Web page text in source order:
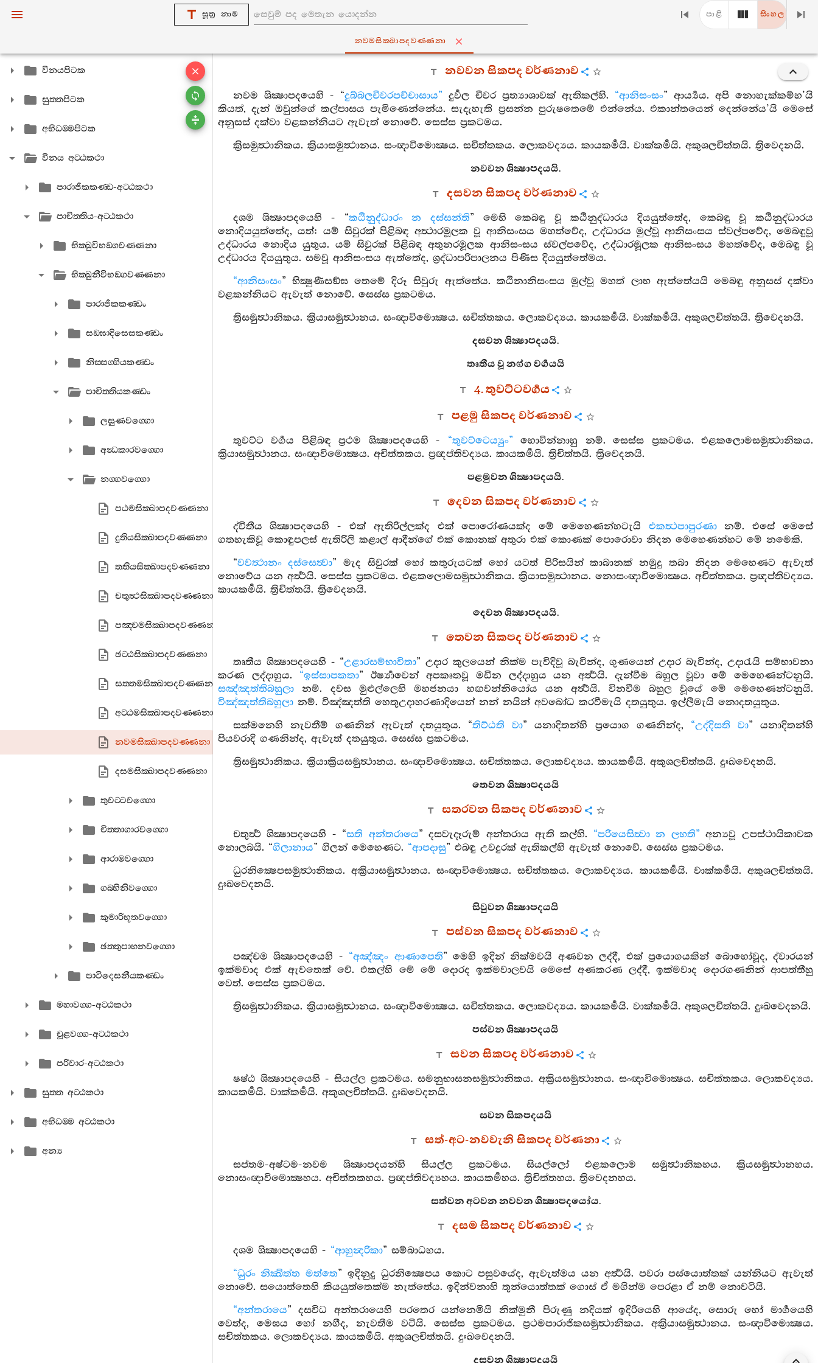
සූත්‍ර නාම පාළි සිංහල
නවමසික‍්ඛාපදවණ‍්ණනා
විනයපිටක
සුත‍්තපිටක
අභිධම‍්මපිටක
විනය අට‍්ඨකථා
පාරාජිකකණ‍්ඩ-අට‍්ඨකථා
පාචිත‍්තිය-අට‍්ඨකථා
භික‍්ඛුවිභඞ‍්ගවණ‍්ණනා
භික‍්ඛුනීවිභඞ‍්ගවණ‍්ණනා
පාරාජිකකණ‍්ඩං
සඞ‍්ඝාදිසෙසකණ‍්ඩං
නිස‍්සග‍්ගියකණ‍්ඩං
පාචිත‍්තියකණ‍්ඩං
ලසුණවග‍්ගො
අන්‍ධකාරවග‍්ගො
නග‍්ගවග‍්ගො
පඨමසික‍්ඛාපදවණ‍්ණනා
දුතියසික‍්ඛාපදවණ‍්ණනා
තතියසික‍්ඛාපදවණ‍්ණනා
චතුත්‍ථසික‍්ඛාපදවණ‍්ණනා
පඤ‍්චමසික‍්ඛාපදවණ‍්ණනා
ඡට‍්ඨසික‍්ඛාපදවණ‍්ණනා
සත‍්තමසික‍්ඛාපදවණ‍්ණනා
අට‍්ඨමසික‍්ඛාපදවණ‍්ණනා
නවමසික‍්ඛාපදවණ‍්ණනා
දසමසික‍්ඛාපදවණ‍්ණනා
තුවට‍්ටවග‍්ගො
චිත‍්තාගාරවග‍්ගො
ආරාමවග‍්ගො
ගබ‍්භිනිවග‍්ගො
කුමාරිභූතවග‍්ගො
ඡත‍්තුපාහනවග‍්ගො
පාටිදෙසනීයකණ‍්ඩං
මහාවග‍්ග-අට‍්ඨකථා
චූළවග‍්ග-අට‍්ඨකථා
පරිවාර-අට‍්ඨකථා
සුත‍්ත අට‍්ඨකථා
අභිධම‍්ම අට‍්ඨකථා
අන්‍ය
නවවන සිකපද වර්ණනාව
නවම ශික්‍ෂාපදයෙහි - “දුබ්බලචීවරපච්චාසාය” දුර්‍වල චීවර ප්‍රත්‍යාශාවක් ඇතිකල්හි. “ආනිසංසං” ආර්‍ය්‍යය. අපි නොහැක්කම්හ’යි
කියත්, දැන් ඔවුන්ගේ කල්පාසය පැමිණෙන්නේය. සැදැහැති ප්‍රසන්න පුරුෂතෙමේ එන්නේය. එකාන්තයෙන් දෙන්නේය’යි මෙසේ
අනුසස් දක්වා වළකන්නියට ඇවැත් නොවේ. සෙස්ස ප්‍රකටමය.
ක්‍රිසමුත්‍ථානිකය. ක්‍රියාසමුත්‍ථානය. සංඥාවිමොක්‍ෂය. සචිත්තකය. ලොකවද්‍යය. කායකර්‍මයි. වාක්කර්‍මයි. අකුශලචිත්තයි. ත්‍රිවෙදනයි.
නවවන ශික්‍ෂාපදයයි.
දසවන සිකපද වර්ණනාව
දශම ශික්‍ෂාපදයෙහි - “කඨිනුද්ධාරං න දස්සන්ති” මෙහි කෙබඳු වූ කඨිනුද්ධාරය දියයුත්තේද, කෙබඳු වූ කඨිනුද්ධාරය
නොදියයුත්තේද, යත්: යම් සිවුරක් පිළිබඳ අත්‍ථාරමූලක වූ ආනිසංසය මහත්වේද, උද්ධාරය මුල්වූ ආනිසංසය ස්වල්පවේද, මෙබඳුවූ
උද්ධාරය නොදිය යුතුය. යම් සිවුරක් පිළිබඳ අතුනරමූලක ආනිසංසය ස්වල්පවේද, උද්ධාරමූලක ආනිසංසය මහත්වේද, මෙබඳු වූ
උද්ධාරය දියයුතුය. සමවූ ආනිසංසය ඇත්තේද, ශ්‍රද්ධාපරිපාලනය පිණිස දියයුත්තේමය.
“ආනිසංසං” භික්‍ෂුණීසඞ්ඝ තෙමේ දිරූ සිවුරු ඇත්තේය. කඨිනානිසංසය මුල්වූ මහත් ලාභ ඇත්තේයයි මෙබඳු අනුසස් දක්වා
වළකන්නියට ඇවැත් නොවේ. සෙස්ස ප්‍රකටමය.
ත්‍රිසමුත්‍ථානිකය. ක්‍රියාසමුත්‍ථානය. සංඥාවිමොක්‍ෂය. සචිත්තකය. ලොකවද්‍යය. කායකර්‍මයි. වාක්කර්‍මයි. අකුශලචිත්තයි. ත්‍රිවෙදනයි.
දසවන ශික්‍ෂාපදයයි.
තෘතීය වූ නග්ග වර්‍ගයයි
4. තුවට්ටවර්‍ගය
පළමු සිකපද වර්ණනාව
තුවට්ට වර්‍ගය පිළිබඳ ප්‍රථම ශික්‍ෂාපදයෙහි - “තුවට්ටෙය්‍යුං” හොවින්නාහු නම්. සෙස්ස ප්‍රකටමය. එළකලොමසමුත්‍ථානිකය.
ක්‍රියාසමුත්‍ථානය. සංඥාවිමොක්‍ෂය. අචිත්තකය. ප්‍රඥප්තිවද්‍යය. කායකර්‍මයි. ත්‍රිචිත්තයි. ත්‍රිවෙදනයි.
පළමුවන ශික්‍ෂාපදයයි.
දෙවන සිකපද වර්ණනාව
ද්විතීය ශික්‍ෂාපදයෙහි - එක් ඇතිරිල්ලක්ද එක් පොරෝණයක්ද මේ මෙහෙණන්හටැයි එකත්‍ථපාපුරණානම්. එසේ මෙසේ
ගතහැකිවූ කොඳුපලස් ඇතිරිලි කළාල් ආදීන්ගේ එක් කොනක් අතුරා එක් කොණක් පොරොවා නිදන මෙහෙණන්හට මේ නමෙකි.
“වවත්‍ථානං දස්සෙත්‍වා” මැද සිවුරක් හෝ කතුරුයටක් හෝ යටත් පිරිසයින් කාබානක් නමුදු තබා නිදන මෙහෙණට ඇවැත්
නොවේය යන අර්‍ත්‍ථයි. සෙස්ස ප්‍රකටමය. එළකලොමසමුත්‍ථානිකය. ක්‍රියාසමුත්‍ථානය. නොසංඥාවිමොක්‍ෂය. අචිත්තකය. ප්‍රඥප්තිවද්‍යය.
කායකර්‍මයි. ත්‍රිචිත්තයි. ත්‍රිවෙදනයි.
දෙවන ශික්‍ෂාපදයයි.
තෙවන සිකපද වර්ණනාව
තෘතීය ශික්‍ෂාපදයෙහි - “උළාරසම්භාවිතා” උදාර කුලයෙන් නික්ම පැවිදිවූ බැවින්ද, ගුණයෙන් උදාර බැවින්ද, උදාරැයි සම්භාවනා
කරණ ලද්දාහුය. “ඉස්සාපකතා” ඊර්‍ෂ්‍යාවෙන් අපකෘතවූ මඩින ලද්දාහුය යන අර්‍ත්‍ථයි. දැන්වීම බහුල වූවා මේ මෙහෙණන්ටනුයි.
සඤ්ඤත්තිබහුලා නම්. දවස මුළුල්ලෙහි මහජනයා හඟවන්නියෝය යන අර්‍ත්‍ථයි. විනවීම බහුල වූයේ මේ මෙහෙණන්ටනුයි.
විඤ්ඤත්තිබහුලා නම්. විඤ්ඤත්ති හෙතුඋදාහරණාදියෙන් නන් නයින් අවබෝධ කරවීමැයි දතයුතුය. ඉල්ලීමැයි නොදතයුතුය.
සක්මනෙහි නැවතීම් ගණනින් ඇවැත් දතයුතුය. “තිට්ඨති වා” යනාදිතන්හි ප්‍රයොග ගණනින්ද, “උද්දිසති වා” යනාදිතන්හි
පියවරාදි ගණනින්ද, ඇවැත් දතයුතුය. සෙස්ස ප්‍රකටමය.
ත්‍රිසමුත්‍ථානිකය. ක්‍රියාක්‍රියසමුත්‍ථානය. සංඥාවිමොක්‍ෂය. සචිත්තකය. ලොකවද්‍යය. කායකර්‍මයි. අකුශලචිත්තයි. දුඃඛවෙදනයි.
තෙවන ශික්‍ෂාපදයයි
සතරවන සිකපද වර්ණනාව
චතුර්‍ත්‍ථ ශික්‍ෂාපදයෙහි - “සති අන්තරායෙ” දසවැදෑරුම් අන්තරාය ඇති කල්හි. “පරියෙසිත්‍වා න ලභති” අන්‍යවූ උපස්ථායිකාවක
නොලබයි. “ගිලානාය” ගිලන් මෙහෙණට. “ආපදාසු” එබඳු උවදුරක් ඇතිකල්හි ඇවැත් නොවේ. සෙස්ස ප්‍රකටමය.
ධුරනික්‍ෂෙපසමුත්‍ථානිකය. අක්‍රියාසමුත්‍ථානය. සංඥාවිමොක්‍ෂය. සචිත්තකය. ලොකවද්‍යය. කායකර්‍මයි. වාක්කර්‍මයි. අකුශලචිත්තයි.
දුඃඛවෙදනයි.
සිවුවන ශික්‍ෂාපදයයි
පස්වන සිකපද වර්ණනාව
පඤ්චම ශික්‍ෂාපදයෙහි - “අඤ්ඤං ආණාපෙති” මෙහි ඉදින් නික්මවයි අණවන ලද්දී, එක් ප්‍රයොගයකින් බොහෝවූද, ද්වාරයන්
ඉක්මවාද එක් ඇවතෙක් වේ. එකල්හි මේ මේ දොරද ඉක්මවාලවයි මෙසේ අණකරණ ලද්දී, ඉක්මවාද දොරගණනින් ආපත්තීහු
වෙත්. සෙස්ස ප්‍රකටමය.
ත්‍රිසමුත්‍ථානිකය. ක්‍රියාසමුත්‍ථානය. සංඥාවිමොක්‍ෂය. සචිත්තකය. ලොකවද්‍යය. කායකර්‍මයි. වාක්කර්‍මයි. අකුශලචිත්තයි. දුඃඛවෙදනයි.
පස්වන ශික්‍ෂාපදයයි
සවන සිකපද වර්ණනාව
ෂෂ්ඨ ශික්‍ෂාපදයෙහි - සියල්ල ප්‍රකටමය. සමනුභාසනසමුත්‍ථානිකය. අක්‍රියසමුත්‍ථානය. සංඥාවිමොක්‍ෂය. සචිත්තකය. ලොකවද්‍යය.
කායකර්‍මයි. වාක්කර්‍මයි. අකුශලචිත්තයි. දුඃඛවෙදනයි.
සවන සිකපදයයි
සත්-අට-නවවැනි සිකපද වර්ණනා
සප්තම-අෂ්ටම-නවම ශික්‍ෂාපදයන්හි සියල්ල ප්‍රකටමය. සියල්ලෝ එළකලොම සමුත්‍ථානිකහය. ක්‍රියසමුත්‍ථානහය.
නොසංඥාවිමොක්‍ෂහය. අචිත්තකහය. ප්‍රඥප්තිවද්‍යහය. කායකර්‍මහය. ත්‍රිචිත්තහය. ත්‍රිවෙදනහය.
සත්වන අටවන නවවන ශික්‍ෂාපදයෝය.
දසම සිකපද වර්ණනාව
දශම ශික්‍ෂාපදයෙහි - “ආහුන්‍දරිකා” සම්බාධහය.
“ධුරං නික්‍ඛිත්ත මත්තෙ” ඉදිනුදු ධුරනික්‍ෂෙපය කොට පසුවයේද, ඇවැත්මය යන අර්‍ත්‍ථයි. පවරා පස්යොත්තක් යන්නියට ඇවැත්
නොවේ. සයොත්තෙහි කියයුත්තෙක්ම නැත්තේය. ඉදින්වනාහි තුන්යොත්තක් ගොස් ඒ මගින්ම පෙරළා ඒ නම් නොවටියි.
“අන්තරායෙ” දසවිධ අන්තරායෙහි පරතෙර යන්නෙමියි නික්මුනී පිරුණු නදියක් ඉදිරියෙහි ආයේද, සොරු හෝ මාර්‍ගයෙහි
වෙත්ද, මෙඝය හෝ නගීද, නැවතීම වටියි. සෙස්ස ප්‍රකටමය. ප්‍රථමපාරාජිකසමුත්‍ථානිකය. අක්‍රියාසමුත්‍ථානය. සංඥාවිමොක්‍ෂය.
සචිත්තකය. ලොකවද්‍යය. කායකර්‍මයි. අකුශලචිත්තයි. දුඃඛවෙදනයි.